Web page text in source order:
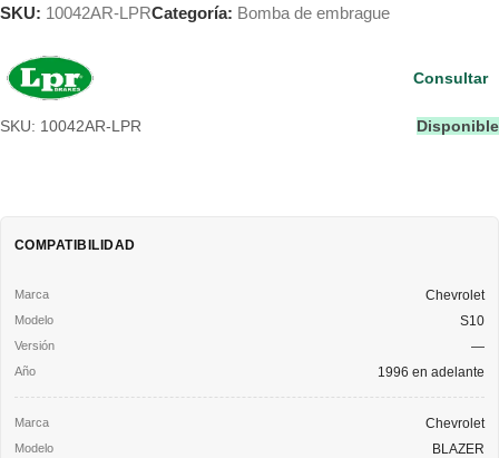
SKU: 10042AR-LPRCategoría: Bomba de embrague
SKU: 10042AR-LPR Disponible
Consultar
COMPATIBILIDAD
Chevrolet
S10
—
1996 en adelante
Chevrolet
BLAZER